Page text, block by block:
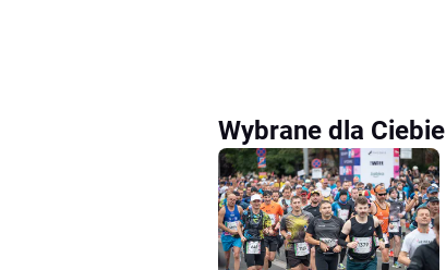
Wybrane dla Ciebie